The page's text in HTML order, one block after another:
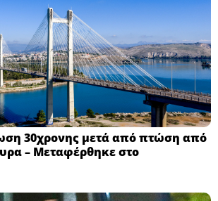
30χρονης μετά από πτώση από
– Μεταφέρθηκε στο